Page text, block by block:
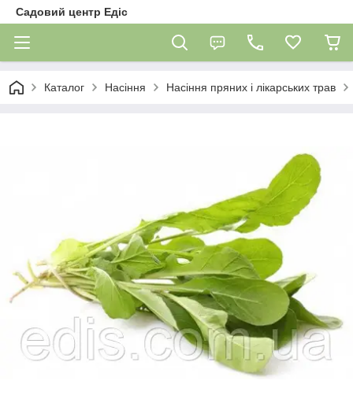
Садовий центр Едіс
Каталог Насіння Насіння пряних і лікарських трав